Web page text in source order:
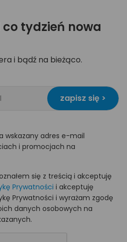
tydzień nowa
i bądź na bieżąco.
zapisz się >
wskazany adres e-mail
i promocjach na
się z treścią i akceptuję
Prywatności i akceptuję
Prywatności i wyrażam zgodę
danych osobowych na